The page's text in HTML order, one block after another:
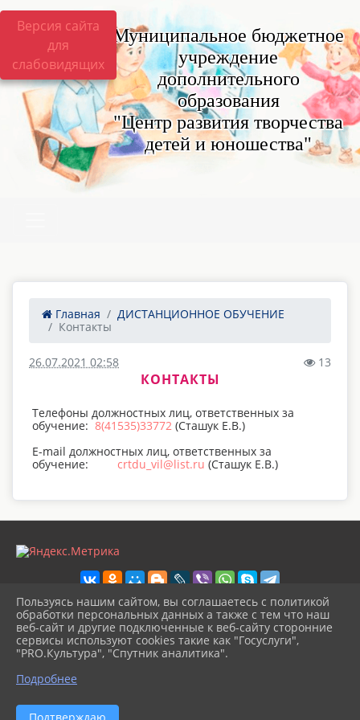
Версия сайта
для
слабовидящих
Муниципальное бюджетное
учреждение
дополнительного
образования
"Центр развития творчества
детей и юношества"
Главная
ДИСТАНЦИОННОЕ ОБУЧЕНИЕ
Контакты
26.07.2021 02:58 13
КОНТАКТЫ
Телефоны должностных лиц, ответственных за
обучение: 8(41535)33772 (Сташук Е.В.)
E-mail должностных лиц, ответственных за
обучение: crtdu_vil@list.ru (Сташук Е.В.)
2026 г. vilcrtdu.webo-web.ru
Вход
Карта сайта
Политика обработки персональных данных
Сделано на KubCMS
Разработка и поддержка
Пользуясь нашим сайтом, вы соглашаетесь с политикой
обработки персональных данных а также с тем что наш
веб-сайт и другие подключенные к веб-сайту сторонние
сервисы используют cookies такие как "Госуслуги",
"PRO.Культура", "Спутник аналитика".
Подробнее